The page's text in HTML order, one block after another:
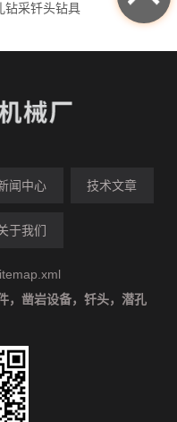
钻采钎头钻具
闻中心 技术文章
于我们
，凿岩设备，钎头，潜孔